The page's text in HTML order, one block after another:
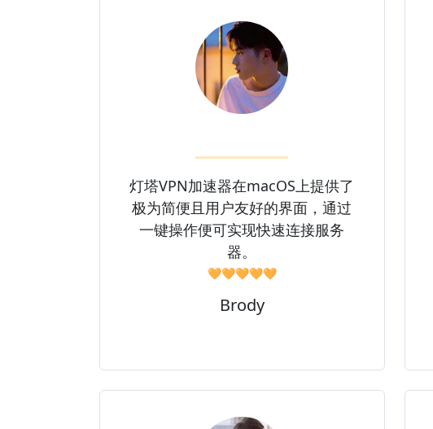
灯塔VPN加速器在macOS上提供了
极为简便且用户友好的界面，通过
一键操作便可实现快速连接服务
器。
🧡🧡🧡🧡🧡
Brody